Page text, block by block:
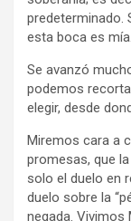
predeterminado.
esta boca es mía.
Se avanzó
podemos
elegir, desde
Miremos cara a
promesas, que
solo el duelo en
duelo sobre la
negada. Vivimos